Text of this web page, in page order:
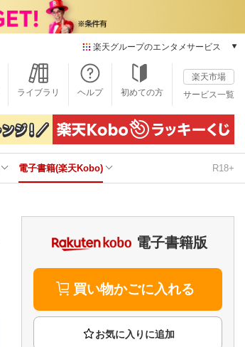
楽天グループのエンタメサービス
本/ゲーム/CD/DVD
楽天ブックス
電子書籍
楽天Kobo
雑誌読み放題
楽天ミュージック
楽天TV
動画配信ガイド
Rakuten PLAY
Rチャンネル
楽天チケット
エンタメニュース
ライブラリ ヘルプ 初めての方
楽天市場
サービス一覧
電子書籍(楽天Kobo) R18+
電子書籍版
買い物かごに入れる